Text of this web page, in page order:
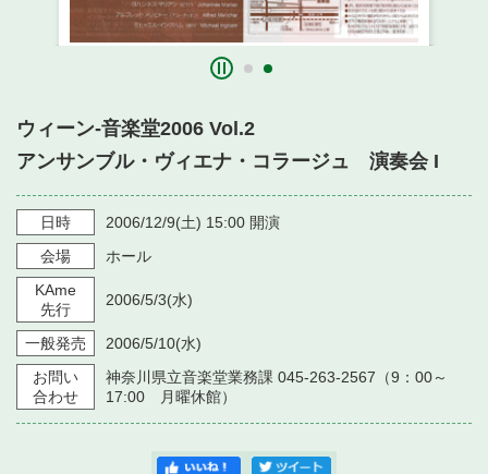
・ フロアマップ
ウィーン-音楽堂2006 Vol.2
アンサンブル・ヴィエナ・コラージュ 演奏会 I
日時 2006/12/9(土) 15:00 開演
会場
ホール
KAme
先行
2006/5/3(水)
一般発売 2006/5/10(水)
お問い
合わせ
神奈川県立音楽堂業務課 045-263-2567（9：00～
17:00 月曜休館）